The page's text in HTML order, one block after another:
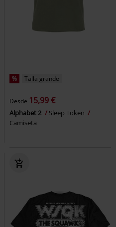
% Talla grande
Desde 15,99 €
Alphabet 2
Sleep Token
Camiseta